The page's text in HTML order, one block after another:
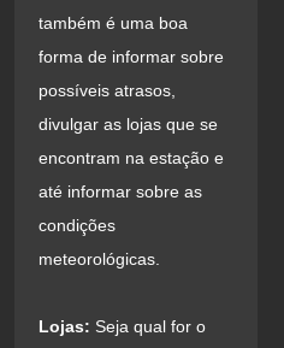
também é uma boa
forma de informar sobre
possíveis atrasos,
divulgar as lojas que se
encontram na estação e
até informar sobre as
condições
meteorológicas.
Lojas: Seja qual for o